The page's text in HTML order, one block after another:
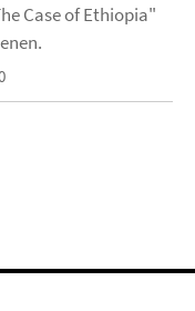
Case of Ethiopia"